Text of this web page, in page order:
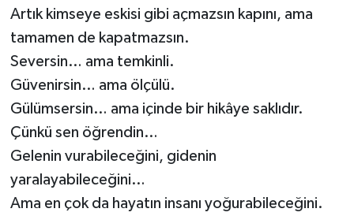
Artık kimseye eskisi gibi açmazsın kapını, ama
tamamen de kapatmazsın.
Seversin… ama temkinli.
Güvenirsin… ama ölçülü.
Gülümsersin… ama içinde bir hikâye saklıdır.
Çünkü sen öğrendin…
Gelenin vurabileceğini, gidenin
yaralayabileceğini…
Ama en çok da hayatın insanı yoğurabileceğini.